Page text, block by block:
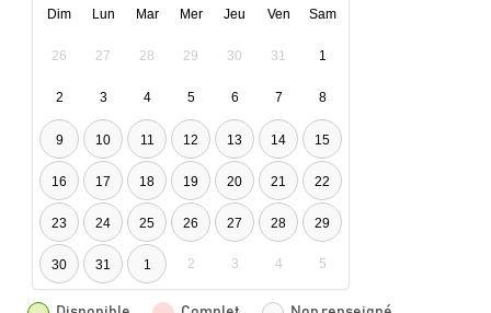
Dim Lun Mar Mer Jeu Ven Sam
26 27 28 29 30 31 1
2 3 4 5 6 7 8
9 10 11 12 13 14 15
16 17 18 19 20 21 22
23 24 25 26 27 28 29
30 31 1 2 3 4 5